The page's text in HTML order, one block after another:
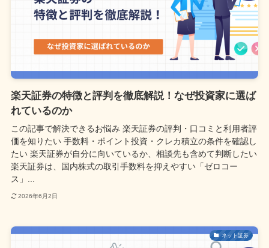
楽天証券の特徴と評判を徹底解説！なぜ投資家に選ば
れているのか
この記事で解決できるお悩み 楽天証券の評判・口コミと利用者評
価を知りたい 手数料・ポイント投資・クレカ積立の条件を確認し
たい 楽天証券が自分に向いているか、相談先も含めて判断したい
楽天証券は、国内株式の取引手数料を抑えやすい「ゼロコー
ス」...
2026年6月2日
ネット証券